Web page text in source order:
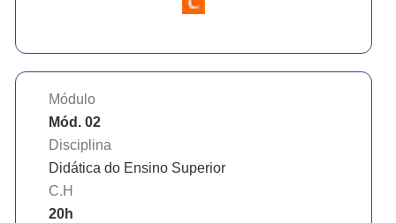
Módulo
Mód. 02
Disciplina
Didática do Ensino Superior
C.H
20h